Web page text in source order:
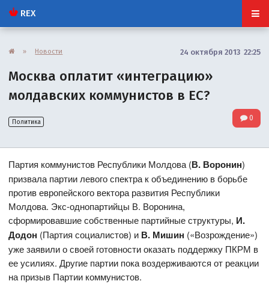
REX
» Новости 24 октября 2013 22:25
Москва оплатит «интеграцию»
молдавских коммунистов в ЕС?
Политика 0
Партия коммунистов Республики Молдова (В. Воронин)
призвала партии левого спектра к объединению в борьбе
против европейского вектора развития Республики
Молдова. Экс-однопартийцы В. Воронина,
сформировавшие собственные партийные структуры, И.
Додон (Партия социалистов) и В. Мишин («Возрождение»)
уже заявили о своей готовности оказать поддержку ПКРМ в
ее усилиях. Другие партии пока воздерживаются от реакции
на призыв Партии коммунистов.